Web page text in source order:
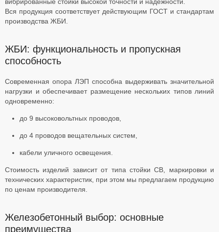
Вся продукция соответствует действующим ГОСТ и стандартам
производства ЖБИ.
ЖБИ: функциональность и пропускная
способность
Современная опора ЛЭП способна выдерживать значительной
нагрузки и обеспечивает размещение нескольких типов линий
одновременно:
до 9 высоковольтных проводов,
до 4 проводов вещательных систем,
кабели уличного освещения.
Стоимость изделий зависит от типа стойки СВ, маркировки и
технических характеристик, при этом мы предлагаем продукцию
по ценам производителя.
Железобетонный выбор: основные
преимущества